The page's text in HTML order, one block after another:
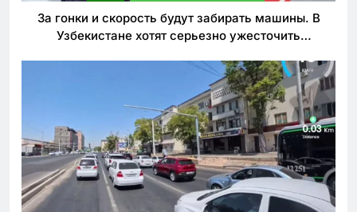
За гонки и скорость будут забирать машины. В
Узбекистане хотят серьезно ужесточить